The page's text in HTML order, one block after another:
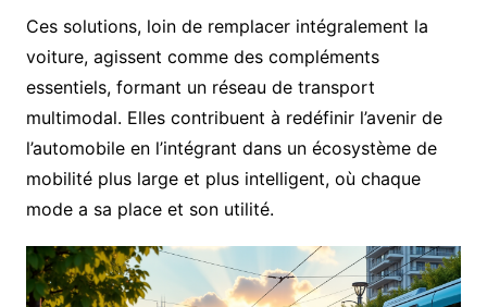
Ces solutions, loin de remplacer intégralement la
voiture, agissent comme des compléments
essentiels, formant un réseau de transport
multimodal. Elles contribuent à redéfinir l’avenir de
l’automobile en l’intégrant dans un écosystème de
mobilité plus large et plus intelligent, où chaque
mode a sa place et son utilité.